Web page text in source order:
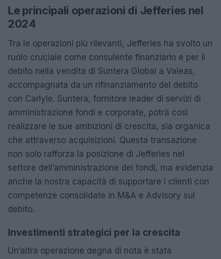
Le principali operazioni di Jefferies nel
2024
Tra le operazioni più rilevanti, Jefferies ha svolto un
ruolo cruciale come consulente finanziario e per il
debito nella vendita di Suntera Global a Valeas,
accompagnata da un rifinanziamento del debito
con Carlyle. Suntera, fornitore leader di servizi di
amministrazione fondi e corporate, potrà così
realizzare le sue ambizioni di crescita, sia organica
che attraverso acquisizioni. Questa transazione
non solo rafforza la posizione di Jefferies nel
settore dell’amministrazione dei fondi, ma evidenzia
anche la nostra capacità di supportare i clienti con
competenze consolidate in M&A e Advisory sul
debito.
Investimenti strategici per la crescita
Un’altra operazione degna di nota è stata